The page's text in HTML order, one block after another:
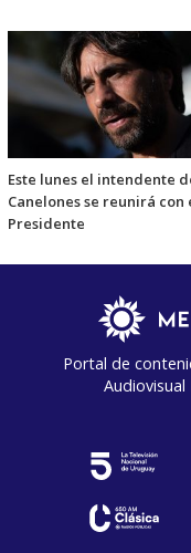
Este lunes el intendente
Canelones se reunirá con
Presidente
Portal de
Audiovisual